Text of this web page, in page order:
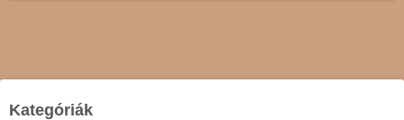
Kategóriák